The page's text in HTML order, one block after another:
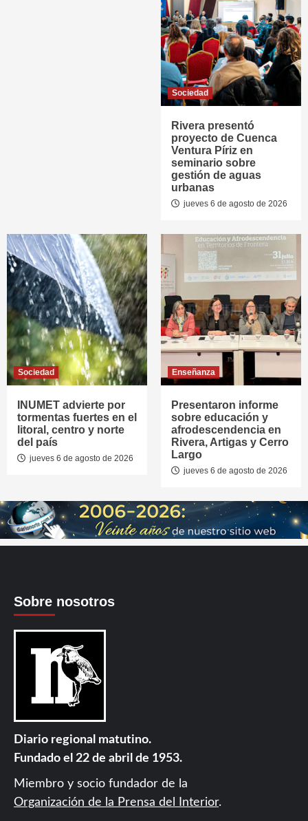
Sociedad
Rivera presentó
proyecto de Cuenca
Ventura Píriz en
seminario sobre
gestión de aguas
urbanas
jueves 6 de agosto de 2026
Sociedad
INUMET advierte por
tormentas fuertes en el
litoral, centro y norte
del país
jueves 6 de agosto de 2026
Enseñanza
Presentaron informe
sobre educación y
afrodescendencia en
Rivera, Artigas y Cerro
Largo
jueves 6 de agosto de 2026
Sobre nosotros
Diario regional matutino.
Fundado el 22 de abril de 1953.
Miembro y socio fundador de la
Organización de la Prensa del Interior.